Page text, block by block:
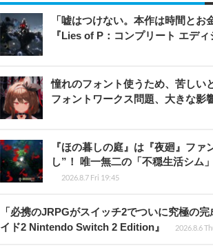
「嘘はつけない。本作は時間と
『Lies of P：コンプリート エディ
憧れのフォント使うため、苦し
フォントワークス問題、大きな
『ほの暮しの庭』は『夜廻』フ
し”！ 唯一無二の「不穏生活シム
2026.8.7 Fri 19:45
「必携のJRPGがスイッチ2でついに究極の
イド2 Nintendo Switch 2 Edition』
2026.8.6